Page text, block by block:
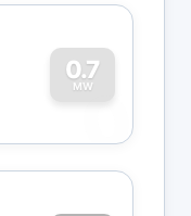
0.7
MW
0